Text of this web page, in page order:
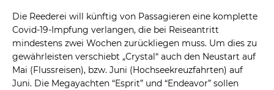
Die Reederei will künftig von Passagieren eine komplette
Covid-19-Impfung verlangen, die bei Reiseantritt
mindestens zwei Wochen zurückliegen muss. Um dies zu
gewährleisten verschiebt „Crystal“ auch den Neustart auf
Mai (Flussreisen), bzw. Juni (Hochseekreuzfahrten) auf
Juni. Die Megayachten “Esprit” und “Endeavor” sollen